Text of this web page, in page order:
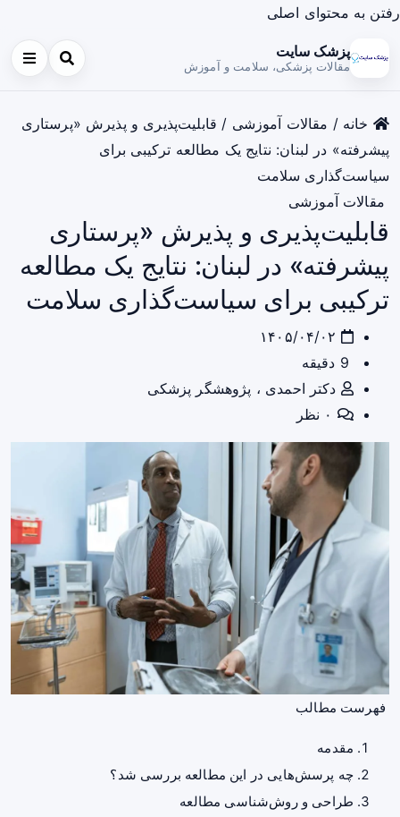
رفتن به محتوای اصلی
پزشک سایت
مقالات پزشکی، سلامت و آموزش
خانه / مقالات آموزشی / قابلیت‌پذیری و پذیرش «پرستاری
پیشرفته» در لبنان: نتایج یک مطالعه ترکیبی برای
سیاست‌گذاری سلامت
مقالات آموزشی
قابلیت‌پذیری و پذیرش «پرستاری
پیشرفته» در لبنان: نتایج یک مطالعه
ترکیبی برای سیاست‌گذاری سلامت
دکتر احمدی ، پژوهشگر پزشکی
فهرست مطالب
مقدمه
چه پرسش‌هایی در این مطالعه بررسی شد؟
طراحی و روش‌شناسی مطالعه